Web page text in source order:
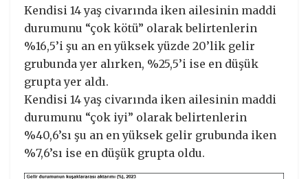
Kendisi 14 yaş civarında iken ailesinin maddi
durumunu “çok kötü” olarak belirtenlerin
%16,5’i şu an en yüksek yüzde 20’lik gelir
grubunda yer alırken, %25,5’i ise en düşük
grupta yer aldı.
Kendisi 14 yaş civarında iken ailesinin maddi
durumunu “çok iyi” olarak belirtenlerin
%40,6’sı şu an en yüksek gelir grubunda iken
%7,6’sı ise en düşük grupta oldu.